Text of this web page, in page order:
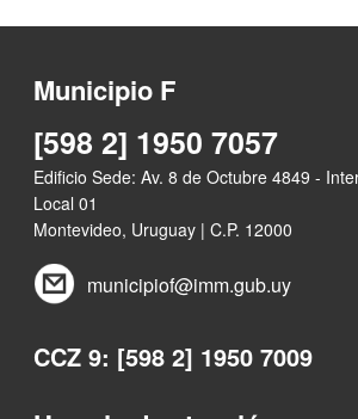
Municipio F
[598 2] 1950 7057
Edificio Sede: Av. 8 de Octubre 4849 -
Local 01
Montevideo, Uruguay | C.P. 12000
municipiof@imm.gub.uy
CCZ 9: [598 2] 1950 7009